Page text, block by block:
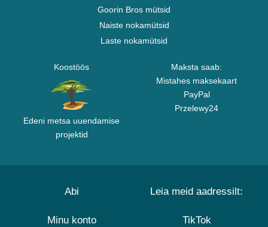
Goorin Bros mütsid
Naiste nokamütsid
Laste nokamütsid
Koostöös
Edeni metsa uuendamise
projektid
Maksta saab:
Mistahes maksekaart
PayPal
Przelewy24
Abi
Minu konto
Leia meid aadressilt:
TikTok